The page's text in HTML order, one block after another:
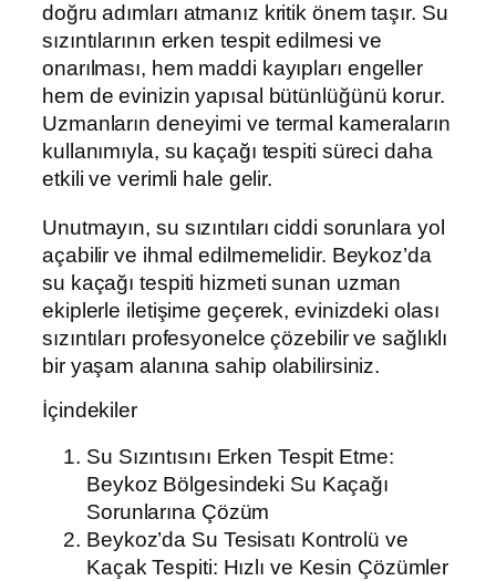
doğru adımları atmanız kritik önem taşır. Su
sızıntılarının erken tespit edilmesi ve
onarılması, hem maddi kayıpları engeller
hem de evinizin yapısal bütünlüğünü korur.
Uzmanların deneyimi ve termal kameraların
kullanımıyla, su kaçağı tespiti süreci daha
etkili ve verimli hale gelir.
Unutmayın, su sızıntıları ciddi sorunlara yol
açabilir ve ihmal edilmemelidir. Beykoz’da
su kaçağı tespiti hizmeti sunan uzman
ekiplerle iletişime geçerek, evinizdeki olası
sızıntıları profesyonelce çözebilir ve sağlıklı
bir yaşam alanına sahip olabilirsiniz.
İçindekiler
Su Sızıntısını Erken Tespit Etme:
Beykoz Bölgesindeki Su Kaçağı
Sorunlarına Çözüm
Beykoz’da Su Tesisatı Kontrolü ve
Kaçak Tespiti: Hızlı ve Kesin Çözümler